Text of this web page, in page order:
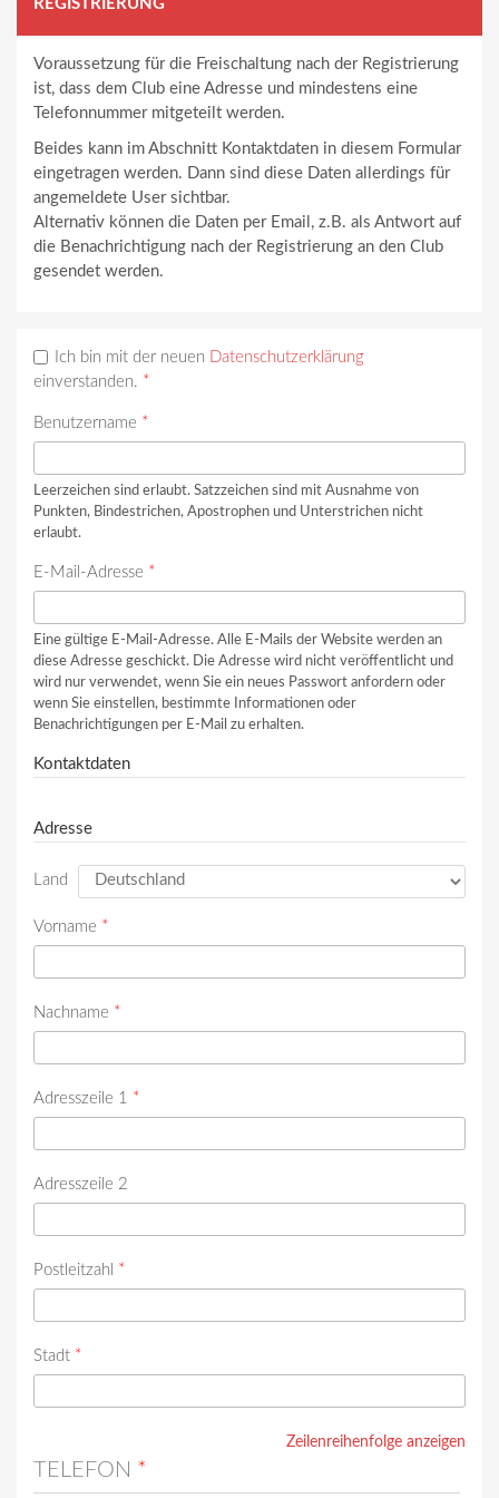
REGISTRIERUNG
Voraussetzung für die Freischaltung nach der Registrierung
ist, dass dem Club eine Adresse und mindestens eine
Telefonnummer mitgeteilt werden.
Beides kann im Abschnitt Kontaktdaten in diesem Formular
eingetragen werden. Dann sind diese Daten allerdings für
angemeldete User sichtbar.
Alternativ können die Daten per Email, z.B. als Antwort auf
die Benachrichtigung nach der Registrierung an den Club
gesendet werden.
Ich bin mit der neuen Datenschutzerklärung
einverstanden. *
Benutzername *
Leerzeichen sind erlaubt. Satzzeichen sind mit Ausnahme von
Punkten, Bindestrichen, Apostrophen und Unterstrichen nicht
erlaubt.
E-Mail-Adresse *
Eine gültige E-Mail-Adresse. Alle E-Mails der Website werden an
diese Adresse geschickt. Die Adresse wird nicht veröffentlicht und
wird nur verwendet, wenn Sie ein neues Passwort anfordern oder
wenn Sie einstellen, bestimmte Informationen oder
Benachrichtigungen per E-Mail zu erhalten.
Kontaktdaten
Adresse
Land
Vorname *
Nachname *
Adresszeile 1 *
Adresszeile 2
Postleitzahl *
Stadt *
Zeilenreihenfolge anzeigen
TELEFON *